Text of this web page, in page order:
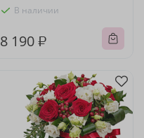
В наличии
8 190 ₽